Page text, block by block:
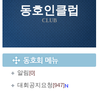
동호인클럽
CLUB
알림[0]
대회공지요청[947]